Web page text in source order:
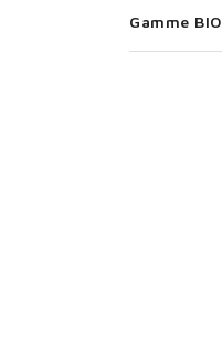
Gamme BIO